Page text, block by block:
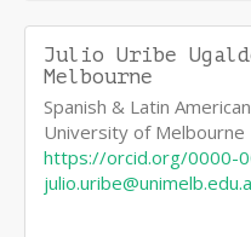
Julio Uribe
Melbourne
Spanish & Latin
University of Melbourne
https://orcid.org/0000-